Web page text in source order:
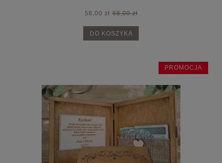
58,00 zł 68,00 zł
DO KOSZYKA
PROMOCJA